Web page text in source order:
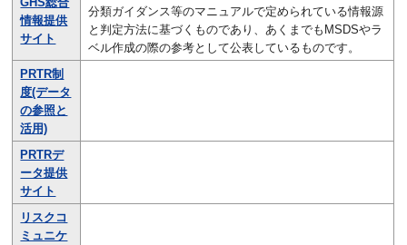
情報提供
サイト
分類ガイダンス等のマニュアルで定められている情報源
と判定方法に基づくものであり、あくまでもMSDSやラ
ベル作成の際の参考として公表しているものです。
PRTR制
度(データ
の参照と
活用)
PRTRデ
ータ提供
サイト
リスクコ
ミュニケ